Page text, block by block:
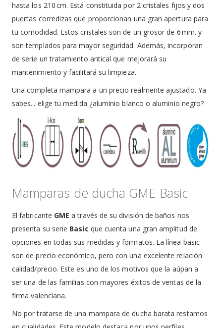
hasta los 210 cm. Está constituida por 2 cristales fijos y dos
puertas corredizas que proporcionan una gran apertura para
tu comodidad. Estos cristales son de un grosor de 6 mm. y
son templados para mayor seguridad. Además, incorporan
de serie un tratamiento antical que mejorará su
mantenimiento y facilitará su limpieza.
Una completa mampara a un precio realmente ajustado. Ya
sabes... elige tu medida ¿aluminio blanco o aluminio negro?
Mamparas de ducha GME Basic
El fabricante GME a través de su división de baños nos
presenta su serie Basic que cuenta una gran amplitud de
opciones en todas sus medidas y formatos. La línea basic
son de precio económico, pero con una excelente relación
calidad/precio. Este es uno de los motivos que la aúpan a
ser una de las familias con mayores éxitos de ventas de la
firma valenciana.
No por tratarse de una mampara de ducha barata restamos